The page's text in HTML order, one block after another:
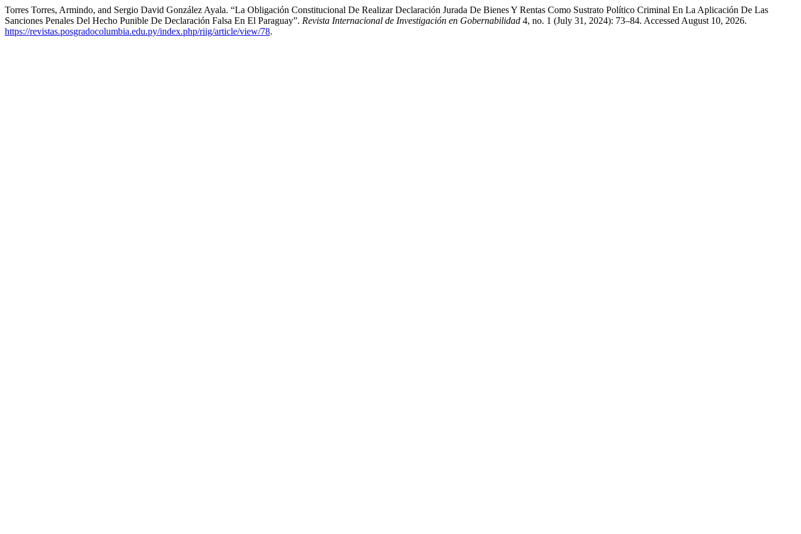
Torres Torres, Armindo, and Sergio David González Ayala. “La Obligación Constitucional De Realizar Declaración Jurada De Bienes Y Rentas Como Sustrato Político Criminal En La Aplicación De Las
Sanciones Penales Del Hecho Punible De Declaración Falsa En El Paraguay”. Revista Internacional de Investigación en Gobernabilidad 4, no. 1 (July 31, 2024): 73–84. Accessed August 10, 2026.
https://revistas.posgradocolumbia.edu.py/index.php/riig/article/view/78.